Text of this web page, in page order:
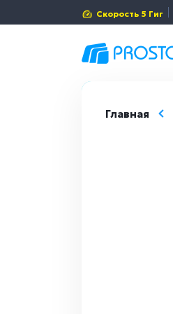
Скорость 5 Гиг
Главная